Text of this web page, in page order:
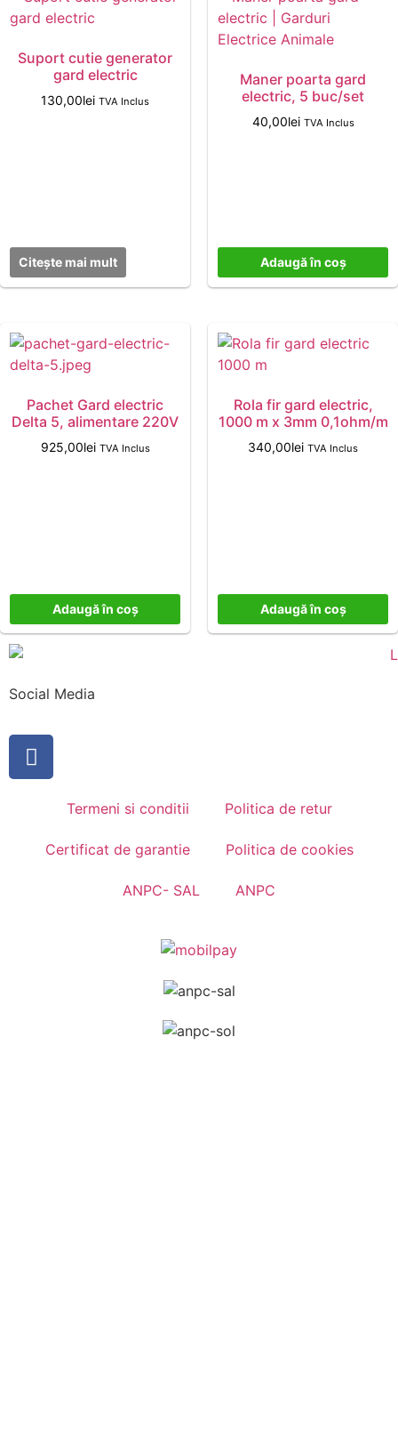
Suport cutie generator
gard electric
130,00lei TVA Inclus
Citește mai mult
Maner poarta gard
electric, 5 buc/set
40,00lei TVA Inclus
Adaugă în coș
Pachet Gard electric
Delta 5, alimentare 220V
925,00lei TVA Inclus
Adaugă în coș
Rola fir gard electric,
1000 m x 3mm 0,1ohm/m
340,00lei TVA Inclus
Adaugă în coș
Social Media
Termeni si conditii Politica de retur
Certificat de garantie Politica de cookies
ANPC- SAL ANPC